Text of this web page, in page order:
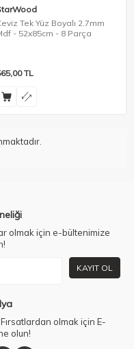
Tek Yüz Boyalı 2.7mm
- 52x85cm - 8 Parça
TL
olmak için e-bültenimize
KAYIT OL
olmak için E-
olun!